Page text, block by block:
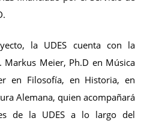
la UDES cuenta con la
Meier, Ph.D en Música
en Filosofía, en Historia, en
Alemana, quien acompañará
de la UDES a lo largo del